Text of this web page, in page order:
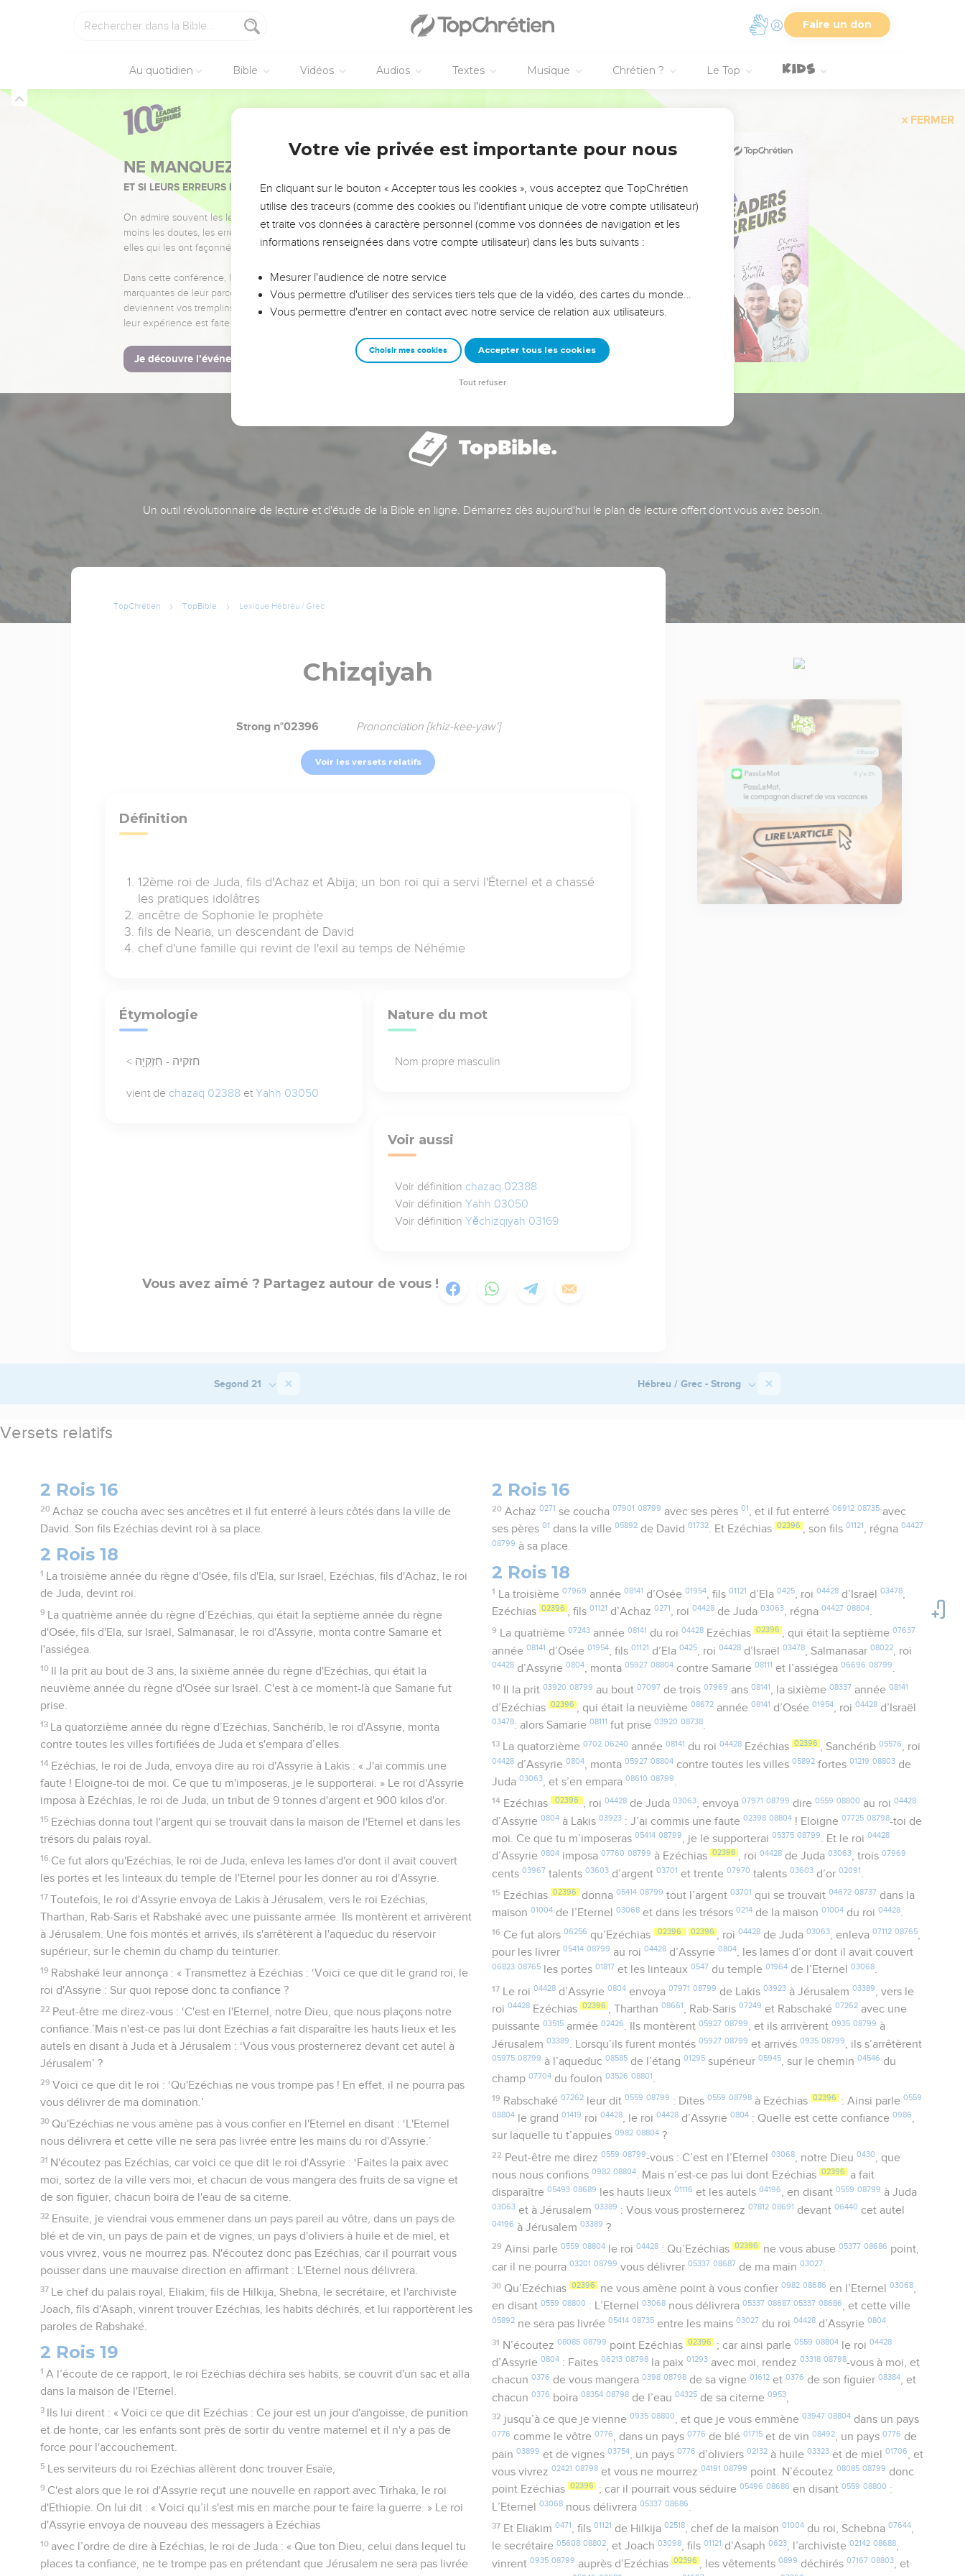
Faire un don
Au quotidien Bible Vidéos Audios Textes Musique Chrétien ? Le Top
FERMER
NE MANQUEZ PAS L’ÉVÉNEMENT DE L’ANNÉE !
ET SI LEURS ERREURS POUVAIENT VOUS ÉVITER LES VOTRES ?
On admire souvent les leaders pour leurs réussites, leur impact, leur foi ou leur vision. Mais on voit
moins les doutes, les erreurs et les saisons difficiles qu'ils ont traversés, alors même que ce sont
elles qui les ont façonnés.
Dans cette conférence, leaders, entrepreneurs, et responsables reviennent sur les erreurs
marquantes de leur parcours et les clés pour avancer avec plus de sagesse afin que leurs erreurs
deviennent vos tremplins. Que vous guidiez un ministère, une équipe, un groupe ou une famille,
leur expérience est faite pour vous.
Je découvre l’événement
Un outil révolutionnaire de lecture et d'étude de la Bible en ligne. Démarrez dès aujourd'hui le plan de lecture offert dont vous avez besoin.
TopChrétien TopBible Lexique Hébreu / Grec
Chizqiyah
Strong n°02396 Prononciation [khiz-kee-yaw']
Voir les versets relatifs
Définition
12ème roi de Juda, fils d'Achaz et Abija; un bon roi qui a servi l'Éternel et a chassé
les pratiques idolâtres
ancêtre de Sophonie le prophète
fils de Nearia, un descendant de David
chef d'une famille qui revint de l'exil au temps de Néhémie
Étymologie
< חזקיה - חִזְקִיָּה
vient de chazaq 02388 et Yahh 03050
Nature du mot
Nom propre masculin
Voir aussi
Voir définition chazaq 02388
Voir définition Yahh 03050
Voir définition Yĕchizqiyah 03169
Vous avez aimé ? Partagez autour de vous !
Segond 21 Hébreu / Grec - Strong
Versets relatifs
2 Rois 16
20 Achaz se coucha avec ses ancêtres et il fut enterré à leurs côtés dans la ville de
David. Son fils Ezéchias devint roi à sa place.
2 Rois 18
1
La troisième année du règne d'Osée, fils d'Ela, sur Israël, Ezéchias, fils d'Achaz, le roi
de Juda, devint roi.
9
La quatrième année du règne d’Ezéchias, qui était la septième année du règne
d'Osée, fils d'Ela, sur Israël, Salmanasar, le roi d'Assyrie, monta contre Samarie et
l'assiégea.
10
Il la prit au bout de 3 ans, la sixième année du règne d'Ezéchias, qui était la
neuvième année du règne d'Osée sur Israël. C'est à ce moment-là que Samarie fut
prise.
13
La quatorzième année du règne d’Ezéchias, Sanchérib, le roi d'Assyrie, monta
contre toutes les villes fortifiées de Juda et s'empara d’elles.
14 Ezéchias, le roi de Juda, envoya dire au roi d'Assyrie à Lakis : « J'ai commis une
faute ! Eloigne-toi de moi. Ce que tu m'imposeras, je le supporterai. » Le roi d'Assyrie
imposa à Ezéchias, le roi de Juda, un tribut de 9 tonnes d'argent et 900 kilos d'or.
15 Ezéchias donna tout l'argent qui se trouvait dans la maison de l'Eternel et dans les
trésors du palais royal.
16 Ce fut alors qu'Ezéchias, le roi de Juda, enleva les lames d'or dont il avait couvert
les portes et les linteaux du temple de l'Eternel pour les donner au roi d'Assyrie.
17 Toutefois, le roi d'Assyrie envoya de Lakis à Jérusalem, vers le roi Ezéchias,
Tharthan, Rab-Saris et Rabshaké avec une puissante armée. Ils montèrent et arrivèrent
à Jérusalem. Une fois montés et arrivés, ils s'arrêtèrent à l'aqueduc du réservoir
supérieur, sur le chemin du champ du teinturier.
19 Rabshaké leur annonça : « Transmettez à Ezéchias : ‘Voici ce que dit le grand roi, le
roi d'Assyrie : Sur quoi repose donc ta confiance ?
22 Peut-être me direz-vous : ‘C'est en l'Eternel, notre Dieu, que nous plaçons notre
confiance.’Mais n'est-ce pas lui dont Ezéchias a fait disparaître les hauts lieux et les
autels en disant à Juda et à Jérusalem : ‘Vous vous prosternerez devant cet autel à
Jérusalem’ ?
29 Voici ce que dit le roi : ‘Qu'Ezéchias ne vous trompe pas ! En effet, il ne pourra pas
vous délivrer de ma domination.’
30 Qu'Ezéchias ne vous amène pas à vous confier en l'Eternel en disant : ‘L'Eternel
nous délivrera et cette ville ne sera pas livrée entre les mains du roi d'Assyrie.’
31 N'écoutez pas Ezéchias, car voici ce que dit le roi d'Assyrie : ‘Faites la paix avec
moi, sortez de la ville vers moi, et chacun de vous mangera des fruits de sa vigne et
de son figuier, chacun boira de l'eau de sa citerne.
32 Ensuite, je viendrai vous emmener dans un pays pareil au vôtre, dans un pays de
blé et de vin, un pays de pain et de vignes, un pays d'oliviers à huile et de miel, et
vous vivrez, vous ne mourrez pas. N'écoutez donc pas Ezéchias, car il pourrait vous
pousser dans une mauvaise direction en affirmant : L'Eternel nous délivrera.
37
Le chef du palais royal, Eliakim, fils de Hilkija, Shebna, le secrétaire, et l'archiviste
Joach, fils d'Asaph, vinrent trouver Ezéchias, les habits déchirés, et lui rapportèrent les
paroles de Rabshaké.
2 Rois 19
1 A l’écoute de ce rapport, le roi Ezéchias déchira ses habits, se couvrit d'un sac et alla
dans la maison de l'Eternel.
3
Ils lui dirent : « Voici ce que dit Ezéchias : Ce jour est un jour d'angoisse, de punition
et de honte, car les enfants sont près de sortir du ventre maternel et il n'y a pas de
force pour l'accouchement.
5 Les serviteurs du roi Ezéchias allèrent donc trouver Esaïe,
9 C'est alors que le roi d'Assyrie reçut une nouvelle en rapport avec Tirhaka, le roi
d'Ethiopie. On lui dit : « Voici qu’il s'est mis en marche pour te faire la guerre. » Le roi
d'Assyrie envoya de nouveau des messagers à Ezéchias
10 avec l’ordre de dire à Ezéchias, le roi de Juda : « Que ton Dieu, celui dans lequel tu
places ta confiance, ne te trompe pas en prétendant que Jérusalem ne sera pas livrée
2 Rois 16
20 Achaz 0271 se coucha 07901 08799 avec ses pères 01 , et il fut enterré 06912 08735avec
ses pères01 dans la ville05892 de David01732. Et Ezéchias 02396 , son fils01121 , régna04427
08799 à sa place.
2 Rois 18
1 La troisième 07969 année 08141 d’Osée 01954, fils 01121 d’Ela 0425, roi 04428d’Israël 03478,
Ezéchias 02396 , fils01121 d’Achaz0271 , roi04428 de Juda03063, régna04427 08804.
9 La quatrième 07243année 08141 du roi 04428Ezéchias 02396 , qui était la septième 07637
année08141 d’Osée01954 , fils01121 d’Ela0425 , roi04428 d’Israël03478 , Salmanasar08022 , roi
04428 d’Assyrie0804, monta05927 08804 contre Samarie08111 et l’assiégea06696 08799.
10 Il la prit 03920 08799 au bout 07097 de trois 07969 ans 08141, la sixième 08337 année 08141
d’Ezéchias 02396 , qui était la neuvième08672 année08141 d’Osée01954 , roi04428 d’Israël
03478: alors Samarie08111 fut prise03920 08738.
13 La quatorzième 0702 06240 année 08141 du roi 04428Ezéchias 02396 , Sanchérib 05576, roi
04428 d’Assyrie0804 , monta05927 08804 contre toutes les villes05892 fortes01219 08803 de
Juda03063, et s’en empara08610 08799.
14 Ezéchias 02396 , roi 04428de Juda 03063, envoya 07971 08799 dire 0559 08800 au roi 04428
d’Assyrie0804 à Lakis03923 : J’ai commis une faute02398 08804 ! Eloigne07725 08798-toi de
moi. Ce que tu m’imposeras05414 08799, je le supporterai05375 08799. Et le roi04428
d’Assyrie0804 imposa07760 08799 à Ezéchias 02396 , roi04428 de Juda03063, trois07969
cents03967 talents03603 d’argent03701 et trente07970 talents03603 d’or02091
15 Ezéchias 02396 donna 05414 08799 tout l’argent 03701 qui se trouvait 04672 08737 dans la
maison01004 de l’Eternel03068 et dans les trésors0214 de la maison01004 du roi04428.
16 Ce fut alors 06256 qu’Ezéchias 02396 02396 , roi 04428de Juda 03063, enleva 07112 08765,
pour les livrer05414 08799 au roi04428 d’Assyrie0804, les lames d’or dont il avait couvert
06823 08765 les portes01817 et les linteaux0547 du temple01964 de l’Eternel03068.
17 Le roi 04428d’Assyrie 0804envoya 07971 08799 de Lakis 03923à Jérusalem 03389
, vers le
roi04428 Ezéchias 02396 , Tharthan08661 , Rab-Saris07249 et Rabschaké07262 avec une
puissante03515 armée02426. Ils montèrent05927 08799, et ils arrivèrent0935 08799 à
Jérusalem03389 . Lorsqu’ils furent montés05927 08799 et arrivés0935 08799 , ils s’arrêtèrent
05975 08799 à l’aqueduc08585 de l’étang01295 supérieur05945, sur le chemin04546 du
champ07704 du foulon03526 08801.
19 Rabschaké 07262leur dit 0559 08799 : Dites 0559 08798à Ezéchias 02396 : Ainsi parle 0559
08804 le grand01419 roi04428, le roi04428 d’Assyrie0804 : Quelle est cette confiance0986,
sur laquelle tu t’appuies0982 08804 ?
22 Peut-être me direz 0559 08799-vous : C’est en l’Eternel 03068, notre Dieu 0430
, que
nous nous confions0982 08804. Mais n’est-ce pas lui dont Ezéchias 02396
a fait
disparaître05493 08689 les hauts lieux01116 et les autels04196, en disant0559 08799 à Juda
03063 et à Jérusalem03389 : Vous vous prosternerez07812 08691 devant06440 cet autel
04196 à Jérusalem03389 ?
29 Ainsi parle 0559 08804le roi 04428: Qu’Ezéchias 02396 ne vous abuse 05377 08686 point,
car il ne pourra03201 08799 vous délivrer05337 08687 de ma main03027
30 Qu’Ezéchias 02396 ne vous amène point à vous confier 0982 08686 en l’Eternel 03068,
en disant0559 08800 : L’Eternel03068 nous délivrera05337 08687 05337 08686, et cette ville
05892 ne sera pas livrée05414 08735 entre les mains03027 du roi04428 d’Assyrie0804
31 N’écoutez 08085 08799 point Ezéchias 02396 ; car ainsi parle 0559 08804le roi 04428
d’Assyrie0804 : Faites06213 08798 la paix01293 avec moi, rendez03318 08798-vous à moi, et
chacun0376 de vous mangera0398 08798 de sa vigne01612 et0376 de son figuier08384, et
chacun0376 boira08354 08798 de l’eau04325 de sa citerne0953
32 jusqu’à ce que je vienne 0935 08800, et que je vous emmène 03947 08804dans un pays
0776 comme le vôtre0776, dans un pays0776 de blé01715 et de vin08492, un pays0776 de
pain03899 et de vignes03754 , un pays0776 d’oliviers02132 à huile03323 et de miel01706
, et
vous vivrez02421 08798 et vous ne mourrez04191 08799 point. N’écoutez08085 08799 donc
point Ezéchias 02396 ; car il pourrait vous séduire05496 08686 en disant0559 08800 :
L’Eternel03068 nous délivrera05337 08686
37 Et Eliakim 0471 , fils 01121 de Hilkija 02518, chef de la maison 01004du roi, Schebna 07644,
le secrétaire05608 08802, et Joach03098, fils01121 d’Asaph0623, l’archiviste02142 08688,
vinrent0935 08799 auprès d’Ezéchias 02396 , les vêtements0899 déchirés07167 08803
, et
Votre vie privée est importante pour nous
En cliquant sur le bouton « Accepter tous les cookies », vous acceptez que TopChrétien
utilise des traceurs (comme des cookies ou l'identifiant unique de votre compte utilisateur)
et traite vos données à caractère personnel (comme vos données de navigation et les
informations renseignées dans votre compte utilisateur) dans les buts suivants :
Mesurer l'audience de notre service
Vous permettre d'utiliser des services tiers tels que de la vidéo, des cartes du monde…
Vous permettre d'entrer en contact avec notre service de relation aux utilisateurs.
Choisir mes cookies Accepter tous les cookies
Tout refuser